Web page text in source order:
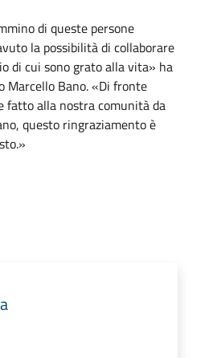
di queste persone
la possibilità di collaborare
di cui sono grato alla vita» ha
Marcello Bano. «Di fronte
fatto alla nostra comunità da
questo ringraziamento è